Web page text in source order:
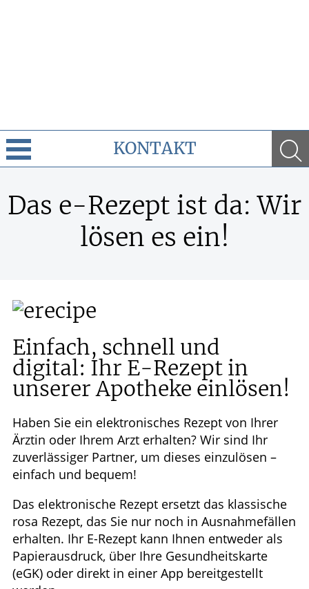
KONTAKT
GESUND IM ALTER
Das e-Rezept ist da: Wir
lösen es ein!
Einfach, schnell und
digital: Ihr E-Rezept in
unserer Apotheke einlösen!
Haben Sie ein elektronisches Rezept von Ihrer
Ärztin oder Ihrem Arzt erhalten? Wir sind Ihr
zuverlässiger Partner, um dieses einzulösen –
einfach und bequem!
Das elektronische Rezept ersetzt das klassische
rosa Rezept, das Sie nur noch in Ausnahmefällen
erhalten. Ihr E-Rezept kann Ihnen entweder als
Papierausdruck, über Ihre Gesundheitskarte
(eGK) oder direkt in einer App bereitgestellt